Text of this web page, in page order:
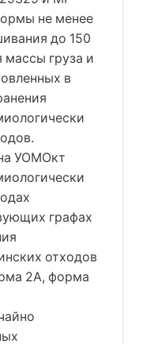
не менее
до 150
массы груза и
в
УОМОкт
графах
отходов
2А, форма